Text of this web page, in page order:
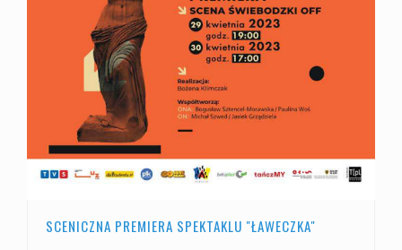
SCENICZNA PREMIERA SPEKTAKLU "ŁAWECZKA"